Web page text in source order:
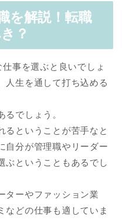
を解説！転職
？
事を選ぶと良いでしょ
人生を通して打ち込める
でしょう。
るということが苦手なと
自分が管理職やリーダー
ぶということもあるでし
ターやファッション業
などの仕事も適していま